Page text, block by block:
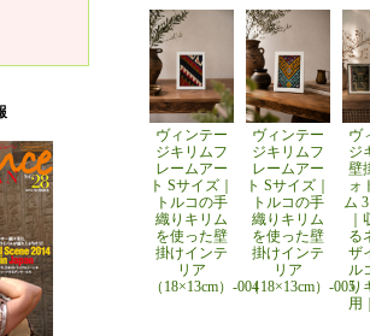
ヴィンテー
ジキリムフ
レームアー
ト Sサイズ｜
トルコの手
織りキリム
を使った壁
掛けインテ
リア
（18×13cm）-004
ヴィンテー
ジキリムフ
レームアー
ト Sサイズ｜
トルコの手
織りキリム
を使った壁
掛けインテ
リア
（18×13cm）-005
ヴ
ジ
壁
ォ
ム
る
ザ
ル
り
用